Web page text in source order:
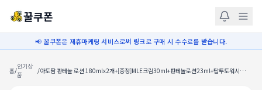
꿀쿠폰
📢 꿀쿠폰은 제휴마케팅 서비스로써 링크로 구매 시 수수료를 받습니다.
홈/인기상
품
/아토팜 판테놀 로션 180mlx2개+[증정]MLE크림30ml+판테놀로션23ml+탑투토워시